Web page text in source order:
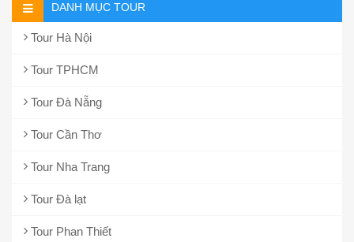
DANH MỤC TOUR
Tour Hà Nội
Tour TPHCM
Tour Đà Nẵng
Tour Cần Thơ
Tour Nha Trang
Tour Đà lạt
Tour Phan Thiết